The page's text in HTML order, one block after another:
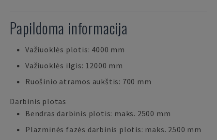
Papildoma informacija
Važiuoklės plotis: 4000 mm
Važiuoklės ilgis: 12000 mm
Ruošinio atramos aukštis: 700 mm
Darbinis plotas
Bendras darbinis plotis: maks. 2500 mm
Plazminės fazės darbinis plotis: maks. 2500 mm